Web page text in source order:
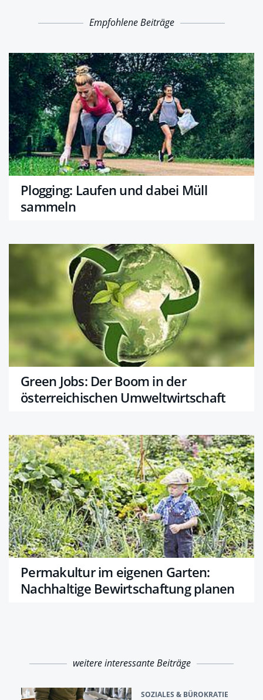
Empfohlene Beiträge
Plogging: Laufen und dabei Müll
sammeln
Green Jobs: Der Boom in der
österreichischen Umweltwirtschaft
Permakultur im eigenen Garten:
Nachhaltige Bewirtschaftung planen
weitere interessante Beiträge
SOZIALES & BÜROKRATIE